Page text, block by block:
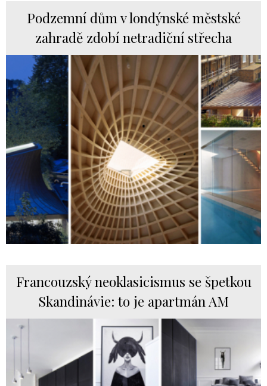
Podzemní dům v londýnské městské
zahradě zdobí netradiční střecha
Francouzský neoklasicismus se špetkou
Skandinávie: to je apartmán AM